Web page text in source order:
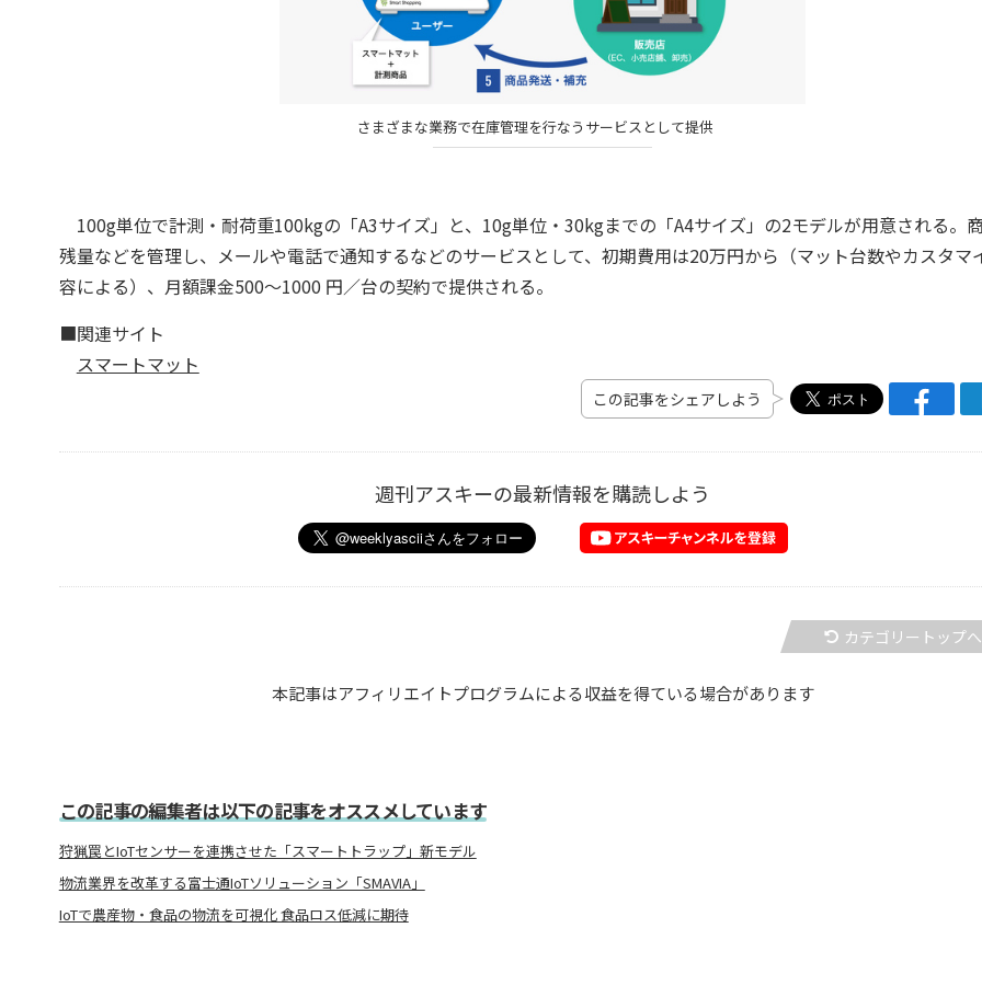
さまざまな業務で在庫管理を行なうサービスとして提供
100g単位で計測・耐荷重100kgの「A3サイズ」と、10g単位・30kgまでの「A4サイズ」の2モデルが用意される。
残量などを管理し、メールや電話で通知するなどのサービスとして、初期費用は20万円から（マット台数やカスタマ
容による）、月額課金500〜1000 円／台の契約で提供される。
■関連サイト
スマートマット
この記事をシェアしよう
週刊アスキーの最新情報を購読しよう
カテゴリートップへ
本記事はアフィリエイトプログラムによる収益を得ている場合があります
この記事の編集者は以下の記事をオススメしています
狩猟罠とIoTセンサーを連携させた「スマートトラップ」新モデル
物流業界を改革する富士通IoTソリューション「SMAVIA」
IoTで農産物・食品の物流を可視化 食品ロス低減に期待